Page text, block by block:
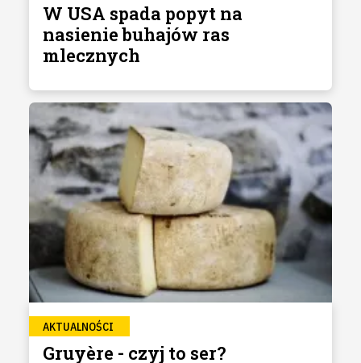
W USA spada popyt na
nasienie buhajów ras
mlecznych
AKTUALNOŚCI
Gruyère - czyj to ser?